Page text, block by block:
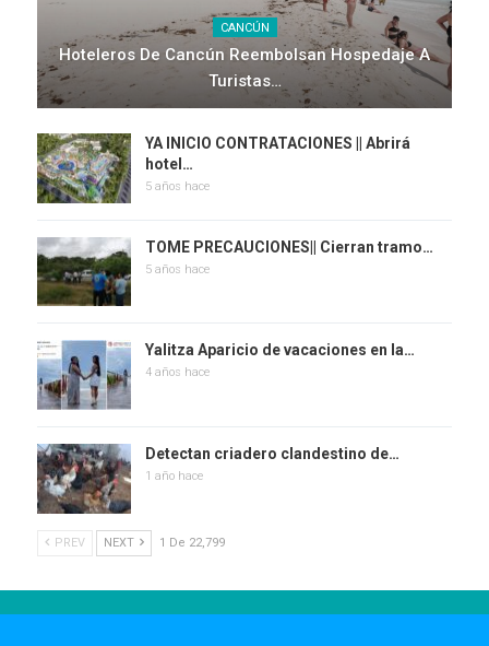
CANCÚN
Hoteleros De Cancún Reembolsan Hospedaje A
Turistas…
YA INICIO CONTRATACIONES || Abrirá
hotel…
5 años hace
TOME PRECAUCIONES|| Cierran tramo…
5 años hace
Yalitza Aparicio de vacaciones en la…
4 años hace
Detectan criadero clandestino de…
1 año hace
PREV NEXT 1 De 22,799